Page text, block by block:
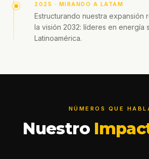
2025 · MIRANDO A LATAM
Estructurando nuestra expansión
la visión 2032: líderes en energía
Latinoamérica.
NÚMEROS QUE
Nuestro